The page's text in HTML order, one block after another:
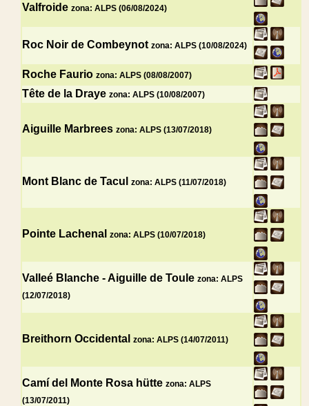
Valfroide zona: ALPS (06/08/2024)
Roc Noir de Combeynot zona: ALPS (10/08/2024)
Roche Faurio zona: ALPS (08/08/2007)
Tête de la Draye zona: ALPS (10/08/2007)
Aiguille Marbrees zona: ALPS (13/07/2018)
Mont Blanc de Tacul zona: ALPS (11/07/2018)
Pointe Lachenal zona: ALPS (10/07/2018)
Valleé Blanche - Aiguille de Toule zona: ALPS
(12/07/2018)
Breithorn Occidental zona: ALPS (14/07/2011)
Camí del Monte Rosa hütte zona: ALPS
(13/07/2011)